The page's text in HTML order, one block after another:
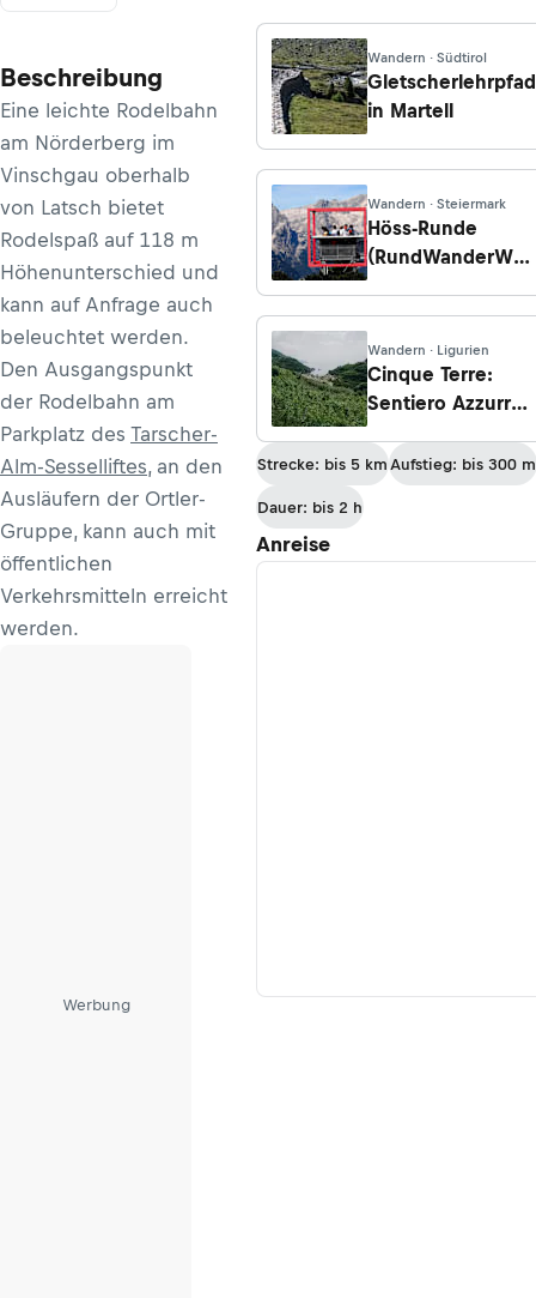
Beschreibung
Eine leichte Rodelbahn
am Nörderberg im
Vinschgau oberhalb
von Latsch bietet
Rodelspaß auf 118 m
Höhenunterschied und
kann auf Anfrage auch
beleuchtet werden.
Den Ausgangspunkt
der Rodelbahn am
Parkplatz des Tarscher-
Alm-Sesselliftes,an den
Ausläufern der Ortler-
Gruppe, kann auch mit
öffentlichen
Verkehrsmitteln erreicht
werden.
Werbung
Wandern · Südtirol
Gletscherlehrpfad
in Martell
Wandern · Steiermark
Höss-Runde
(RundWanderWelt
Wandern · Ligurien
Cinque Terre:
Sentiero Azzurro
Levanto nach
Monterosso
Strecke: bis 5 km Aufstieg: bis 300 m
Dauer: bis 2 h
Anreise